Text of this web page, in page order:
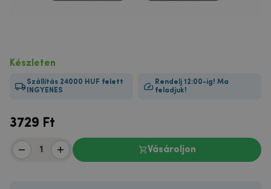
Készleten
Szállítás 24000 HUF felett
INGYENES
Rendelj 12:00-ig! Ma
feladjuk!
3729 Ft
Vásároljon